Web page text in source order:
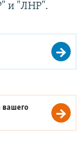
и "ЛНР".
вашего